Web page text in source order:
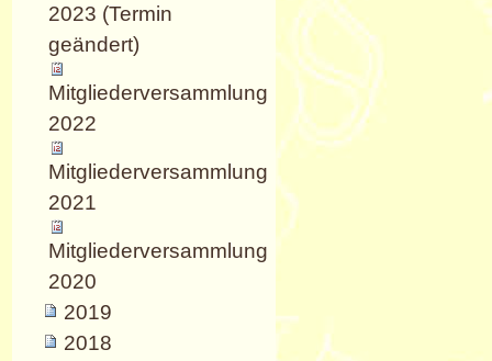
2023 (Termin
geändert)
Mitgliederversammlung
2022
Mitgliederversammlung
2021
Mitgliederversammlung
2020
2019
2018